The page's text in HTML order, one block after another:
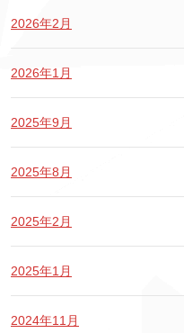
2026年2月
2026年1月
2025年9月
2025年8月
2025年2月
2025年1月
2024年11月